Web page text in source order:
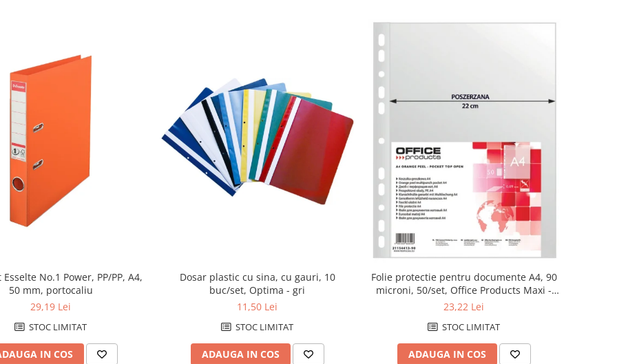
No.1 Power, PP/PP, A4,
50 mm, portocaliu
29,19 Lei
STOC LIMITAT
IN COS
Dosar plastic cu sina, cu gauri, 10
buc/set, Optima - gri
11,50 Lei
STOC LIMITAT
ADAUGA IN COS
Folie protectie pentru documente A4, 90
microni, 50/set, Office Products Maxi -
transparenta
23,22 Lei
STOC LIMITAT
ADAUGA IN COS